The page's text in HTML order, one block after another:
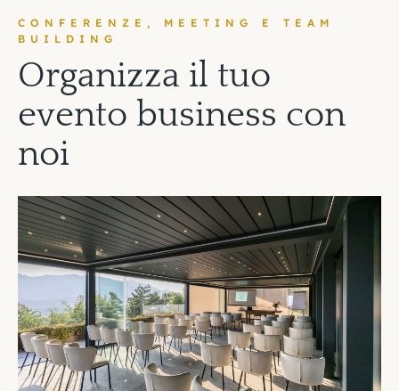
CONFERENZE, MEETING E TEAM
BUILDING
Organizza il tuo
evento business con
noi